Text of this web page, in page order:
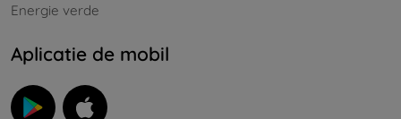
Energie verde
Aplicatie de mobil